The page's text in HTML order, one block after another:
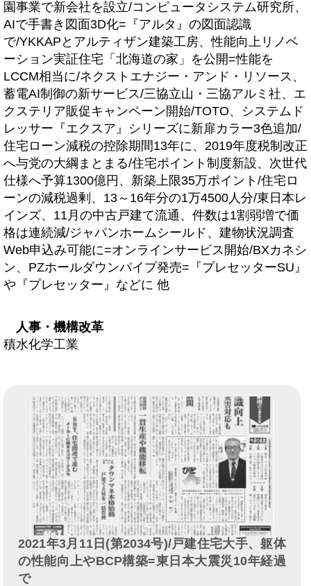
園事業で新会社を設立/コンピュータシステム研究所、
AIで手書き図面3D化=『アルタ』の図面認識
で/YKKAPとアルティザン建築工房、性能向上リノベ
ーション実証住宅「北海道の家」を公開=性能を
LCCM相当に/ネクストエナジー・アンド・リソース、
蓄電AI制御の新サービス/三協立山・三協アルミ社、エ
クステリア販促キャンペーン開始/TOTO、システムド
レッサー『エクスア』シリーズに新扉カラー3色追加/
住宅ローン減税の控除期間13年に、2019年度税制改正
へ与党の大綱まとまる/住宅ポイント制度新設、次世代
仕様へ予算1300億円、新築上限35万ポイント/住宅ロ
ーンの減税過剰、13～16年分の1万4500人分/東日本レ
インズ、11月の中古戸建て流通、件数は1割弱増で価
格は連続減/ジャパンホームシールド、建物状況調査
Web申込み可能に=オンラインサービス開始/BXカネシ
ン、PZホールダウンパイプ発売=『プレセッターSU』
や『プレセッター』などに 他
人事・機構改革
積水化学工業
2021年3月11日(第2034号)/戸建住宅大手、躯体
の性能向上やBCP構築=東日本大震災10年経過
で